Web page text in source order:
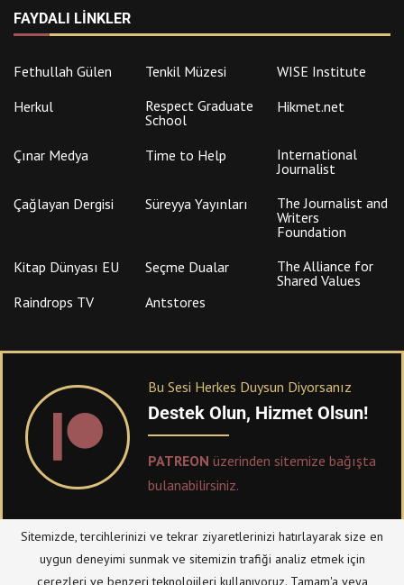
FAYDALI LINKLER
Fethullah Gülen Tenkil Müzesi
WISE Institute
Herkul
Respect Graduate
School
Hikmet.net
Çınar Medya Time to Help
International
Journalist
Çağlayan Dergisi
Süreyya Yayınları
The Journalist and
Writers
Foundation
Kitap Dünyası EU
Seçme Dualar
The Alliance for
Shared Values
Raindrops TV
Antstores
Bu Sesi Herkes Duysun Diyorsanız
Destek Olun, Hizmet Olsun!
PATREON üzerinden sitemize bağışta
bulanabilirsiniz.
© Telif Hakkı 2023, Tüm Hakları Saklıdır | @hizmetten.com
Bize Ulaşın
Taziye Defteri
Sitemizde, tercihlerinizi ve tekrar ziyaretlerinizi hatırlayarak size en
uygun deneyimi sunmak ve sitemizin trafiği analiz etmek için
çerezleri ve benzeri teknolojileri kullanıyoruz. Tamam'a veya